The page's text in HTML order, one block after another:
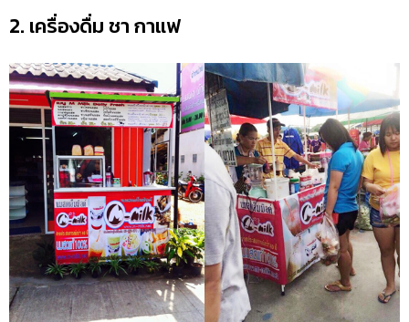
2. เครื่องดื่ม ชา กาแฟ